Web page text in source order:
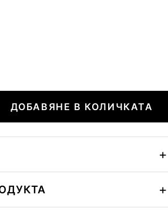
ДОБАВЯНЕ В КОЛИЧКАТА